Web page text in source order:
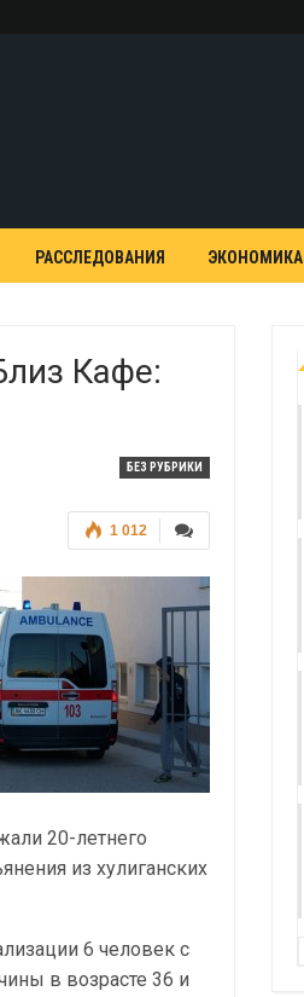
РАССЛЕДОВАНИЯ ЭКОНОМИКА
Кафе:
БЕЗ РУБРИКИ
1 012
20-летнего
из хулиганских
6 человек с
в возрасте 36 и